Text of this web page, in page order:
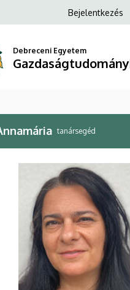
Anonim
fiók
menüje
Bejelentkezés
Debreceni Egyetem
tanársegéd